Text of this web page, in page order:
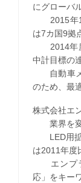
にグローバ
2015年10
は7カ国9拠
2014年度
中計目標の
自動車メ
のため、最
株式会社エ
業界を変
LED用拡
は2011年度
エンプラ
応」をキー